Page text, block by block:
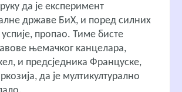
да је експеримент
државе БиХ, и поред силних
пропао. Тиме бисте
њемачког канцелара,
и предсједника Француске,
да је мултикултурално